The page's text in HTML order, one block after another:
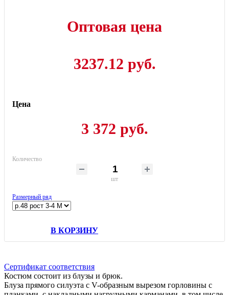
Оптовая цена
3237.12 руб.
Цена
3 372 руб.
Количество
шт
Размерный ряд
В КОРЗИНУ
Сертификат соответствия
Костюм состоит из блузы и брюк.
Блуза прямого силуэта с V-образным вырезом горловины с